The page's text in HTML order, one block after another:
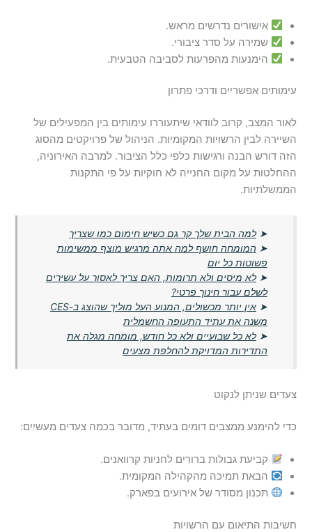
אישורים נדרשים מראש.
שמירה על סדר ציבורי.
הימנעות מהפרעות לסביבה הטבעית.
עימותים אפשריים ודרכי פתרון
לאור המצב, קרוב לוודאי שיתעוררו עימותים בין המפעילים של
השיירה לבין הרשויות המקומיות. הניהול של פרויקטים מהסוג
הזה דורש הבנה ורגישות כלפי כלל הציבור. למרבה האירוניה,
ההחלטות על מקום החנייה לא חוקיות על פי התקנות
הממשלתיות.
➤למה הבית שלך קר גם כשיש חימום כמו שצריך
➤ המומחה חושף למה אתה מרגיש מוצף ממשימות
פשוטות כל יום
➤לא מיסים ולא תרומות, האם צריך לאסור על עשירים
לשלם עבור חינוך פרטי?
➤
אין יותר מכשולים, המנוע העל מוליך שהוצג ב-CES
משנה את עתיד התעופה החשמלית
➤לא כל שבועיים ולא כל חודש, מומחה מגלה את
התדירות המדויקת להחלפת מצעים
צעדים שניתן לנקוט
כדי להימנע ממצבים דומים בעתיד, מדובר בכמה צעדים מעשיים:
קביעת גבולות ברורים לחניות קרוואנים.
הבאת תמיכה מהקהילה המקומית.
תכנון מסודר של אירועים בפארק.
חשיבות התיאום עם הרשויות